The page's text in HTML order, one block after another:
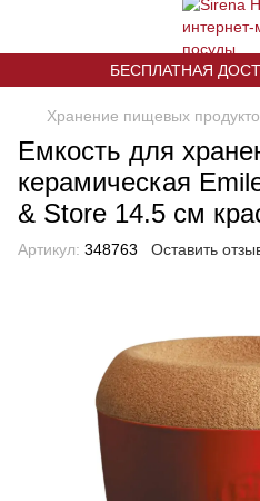
БЕСПЛАТНАЯ
Хранение пищевых
Емкость для
керамическая
& Store 14.5 см
Артикул: 348763 Оставить